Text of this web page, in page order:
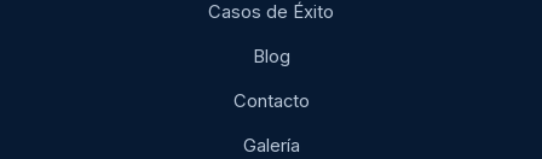
Casos de Éxito
Blog
Contacto
Galería